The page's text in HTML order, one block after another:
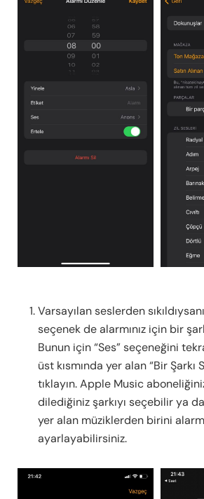
Varsayılan seslerden
seçenek de alarmınız için bir
Bunun için “Ses” seçeneğini
üst kısmında yer alan “Bir Şarkı
tıklayın. Apple Music
dilediğiniz şarkıyı seçebilir ya
yer alan müziklerden birini
ayarlayabilirsiniz.